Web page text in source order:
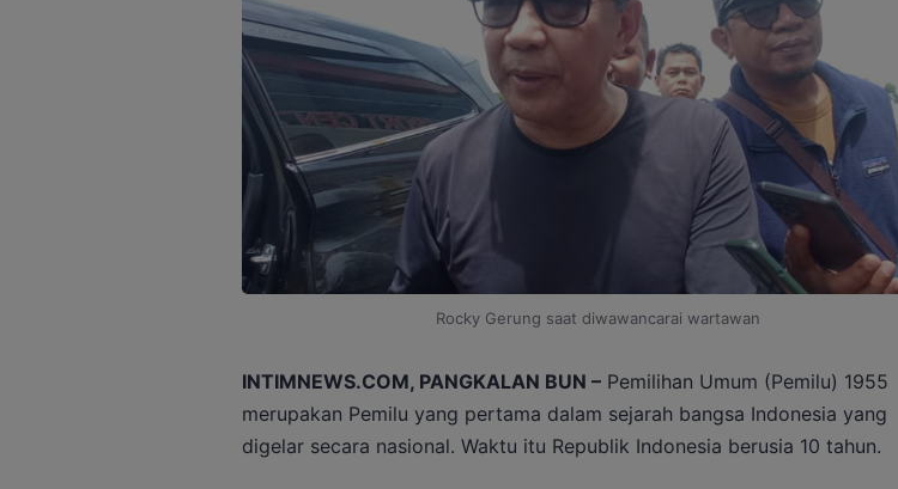
Rocky Gerung saat diwawancarai wartawan
INTIMNEWS.COM, PANGKALAN BUN –Pemilihan Umum (Pemilu) 1955
merupakan Pemilu yang pertama dalam sejarah bangsa Indonesia yang
digelar secara nasional. Waktu itu Republik Indonesia berusia 10 tahun.